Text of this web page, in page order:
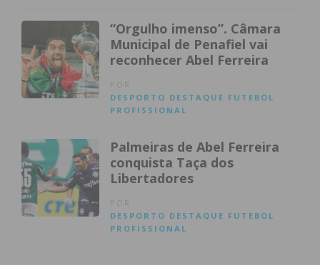
“Orgulho imenso”. Câmara
Municipal de Penafiel vai
reconhecer Abel Ferreira
DESPORTO DESTAQUE FUTEBOL
PROFISSIONAL
Palmeiras de Abel Ferreira
conquista Taça dos
Libertadores
DESPORTO DESTAQUE FUTEBOL
PROFISSIONAL